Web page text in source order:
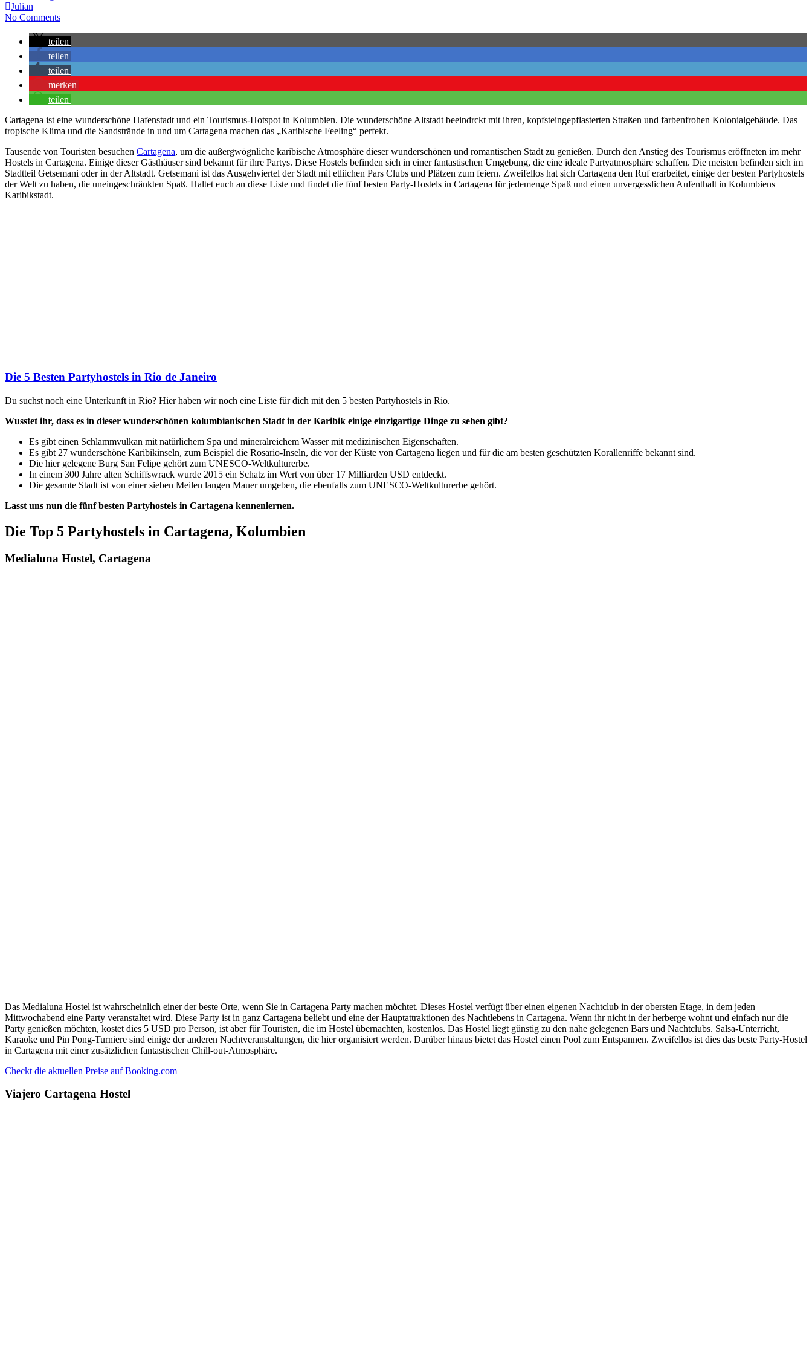
Julian
No Comments
teilen
teilen
teilen
merken
teilen
Cartagena ist eine wunderschöne Hafenstadt und ein Tourismus-Hotspot in Kolumbien. Die wunderschöne Altstadt beeindrckt mit ihren, kopfsteingepflasterten Straßen und farbenfrohen Kolonialgebäude. Das
tropische Klima und die Sandstrände in und um Cartagena machen das „Karibische Feeling“ perfekt.
Tausende von Touristen besuchen Cartagena, um die außergwögnliche karibische Atmosphäre dieser wunderschönen und romantischen Stadt zu genießen. Durch den Anstieg des Tourismus eröffneten im mehr
Hostels in Cartagena. Einige dieser Gästhäuser sind bekannt für ihre Partys. Diese Hostels befinden sich in einer fantastischen Umgebung, die eine ideale Partyatmosphäre schaffen. Die meisten befinden sich im
Stadtteil Getsemani oder in der Altstadt. Getsemani ist das Ausgehviertel der Stadt mit etliichen Pars Clubs und Plätzen zum feiern. Zweifellos hat sich Cartagena den Ruf erarbeitet, einige der besten Partyhostels
der Welt zu haben, die uneingeschränkten Spaß. Haltet euch an diese Liste und findet die fünf besten Party-Hostels in Cartagena für jedemenge Spaß und einen unvergesslichen Aufenthalt in Kolumbiens
Karibikstadt.
Die 5 Besten Partyhostels in Rio de Janeiro
Du suchst noch eine Unterkunft in Rio? Hier haben wir noch eine Liste für dich mit den 5 besten Partyhostels in Rio.
Wusstet ihr, dass es in dieser wunderschönen kolumbianischen Stadt in der Karibik einige einzigartige Dinge zu sehen gibt?
Es gibt einen Schlammvulkan mit natürlichem Spa und mineralreichem Wasser mit medizinischen Eigenschaften.
Es gibt 27 wunderschöne Karibikinseln, zum Beispiel die Rosario-Inseln, die vor der Küste von Cartagena liegen und für die am besten geschützten Korallenriffe bekannt sind.
Die hier gelegene Burg San Felipe gehört zum UNESCO-Weltkulturerbe.
In einem 300 Jahre alten Schiffswrack wurde 2015 ein Schatz im Wert von über 17 Milliarden USD entdeckt.
Die gesamte Stadt ist von einer sieben Meilen langen Mauer umgeben, die ebenfalls zum UNESCO-Weltkulturerbe gehört.
Lasst uns nun die fünf besten Partyhostels in Cartagena kennenlernen.
Die Top 5 Partyhostels in Cartagena, Kolumbien
Medialuna Hostel, Cartagena
Das Medialuna Hostel ist wahrscheinlich einer der beste Orte, wenn Sie in Cartagena Party machen möchtet. Dieses Hostel verfügt über einen eigenen Nachtclub in der obersten Etage, in dem jeden
Mittwochabend eine Party veranstaltet wird. Diese Party ist in ganz Cartagena beliebt und eine der Hauptattraktionen des Nachtlebens in Cartagena. Wenn ihr nicht in der herberge wohnt und einfach nur die
Party genießen möchten, kostet dies 5 USD pro Person, ist aber für Touristen, die im Hostel übernachten, kostenlos. Das Hostel liegt günstig zu den nahe gelegenen Bars und Nachtclubs. Salsa-Unterricht,
Karaoke und Pin Pong-Turniere sind einige der anderen Nachtveranstaltungen, die hier organisiert werden. Darüber hinaus bietet das Hostel einen Pool zum Entspannen. Zweifellos ist dies das beste Party-Hostel
in Cartagena mit einer zusätzlichen fantastischen Chill-out-Atmosphäre.
Checkt die aktuellen Preise auf Booking.com
Viajero Cartagena Hostel